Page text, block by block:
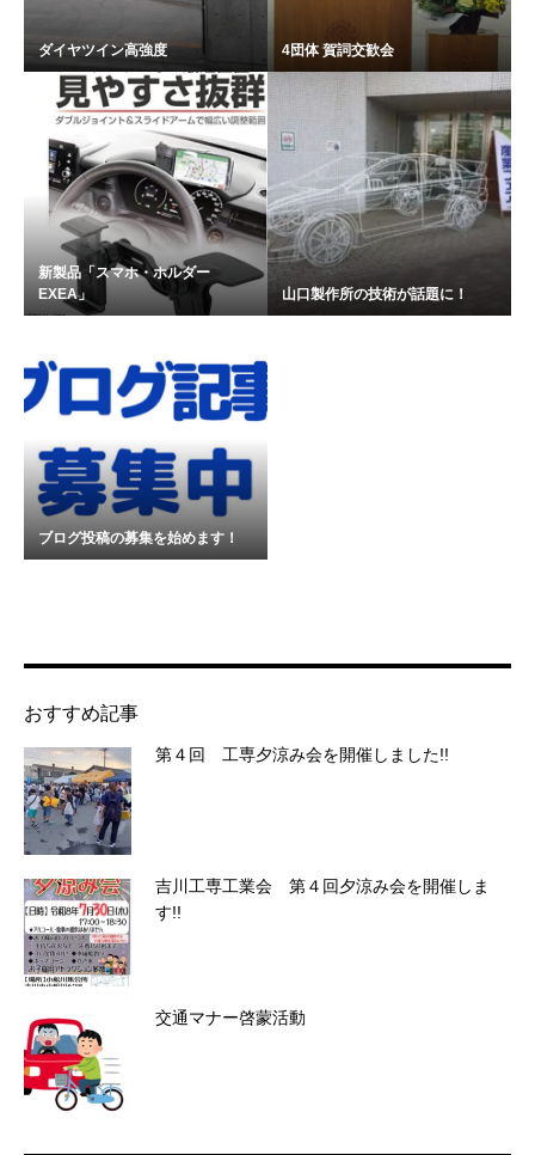
ダイヤツイン高強度 4団体 賀詞交歓会
新製品「スマホ・ホルダー
EXEA」
山口製作所の技術が話題に！
ブログ投稿の募集を始めます！
おすすめ記事
第４回 工専夕涼み会を開催しました!!
吉川工専工業会 第４回夕涼み会を開催しま
す!!
交通マナー啓蒙活動